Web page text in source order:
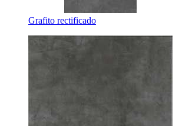
Grafito rectificado